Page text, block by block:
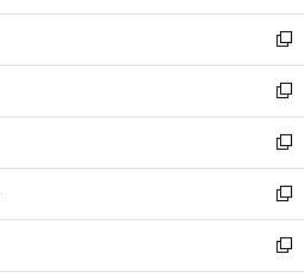
開
く
ウ
で
開
く
ン
ド
ウ
で
開
く
ウ
ィ
ン
ド
ウ
で
開
く
新
し
い
ウ
ィ
ン
ド
ウ
で
開
新
し
い
ウ
ィ
ン
ド
ウ
新
し
い
ウ
ィ
ン
新
し
い
新